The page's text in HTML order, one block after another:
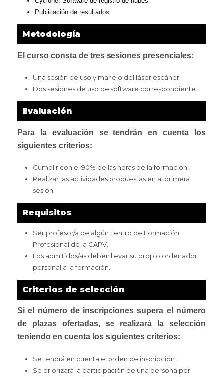
Publicación de resultados
Metodología
El curso consta de tres sesiones presenciales:
Una sesión de uso y manejo del láser escáner
Dos sesiones de uso de software correspondiente.
Evaluación
Para la evaluación se tendrán en cuenta los
siguientes criterios:
Cumplir con el 90% de las horas de la formación.
Realizar las actividades propuestas en al primera
sesión.
Requisitos
Ser profesor/a de algún centro de Formación
Profesional de la CAPV.
Los admitidos/as deben llevar su propio ordenador
personal a la formación.
Criterios de selección
Si el número de inscripciones supera el número
de plazas ofertadas, se realizará la selección
teniendo en cuenta los siguientes criterios:
Se tendrá en cuenta el orden de inscripción.
Se priorizará la participación de una persona por